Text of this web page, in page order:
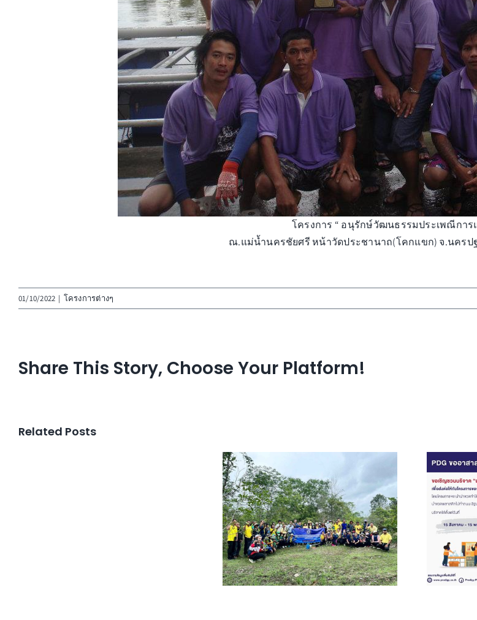
โครงการ “ อนุรักษ์วัฒนธรรมประเพณีการ
ณ.แม่น้ำนครชัยศรี หน้าวัดประชานาถ(โคกแขก) จ.นครปฐ
01/10/2022 | โครงการต่างๆ
Share This Story, Choose Your Platform!
Related Posts